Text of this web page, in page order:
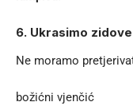
6. Ukrasimo
Ne moramo
božićni vjenčić